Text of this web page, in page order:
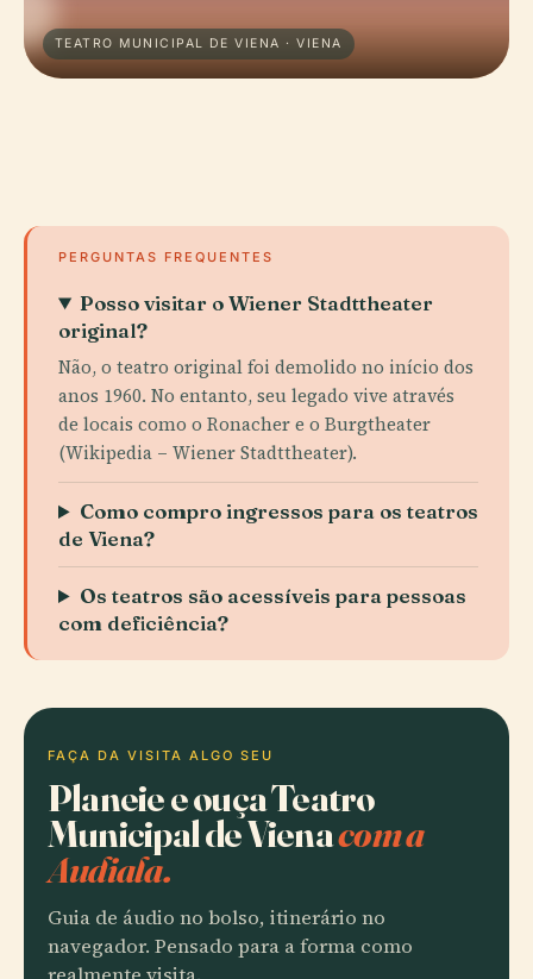
TEATRO MUNICIPAL DE VIENA · VIENA
PERGUNTAS FREQUENTES
Posso visitar o Wiener Stadttheater
original?
Não, o teatro original foi demolido no início dos
anos 1960. No entanto, seu legado vive através
de locais como o Ronacher e o Burgtheater
(Wikipedia – Wiener Stadttheater).
Como compro ingressos para os teatros
de Viena?
Os teatros são acessíveis para pessoas
com deficiência?
FAÇA DA VISITA ALGO SEU
Planeie e ouça Teatro
Municipal de Vienacom a
Audiala.
Guia de áudio no bolso, itinerário no
navegador. Pensado para a forma como